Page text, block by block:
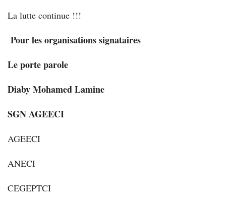
La lutte continue !!!
Pour les organisations signataires
Le porte parole
Diaby Mohamed Lamine
SGN AGEECI
AGEECI
ANECI
CEGEPTCI